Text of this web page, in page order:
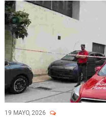
19 MAYO, 2026